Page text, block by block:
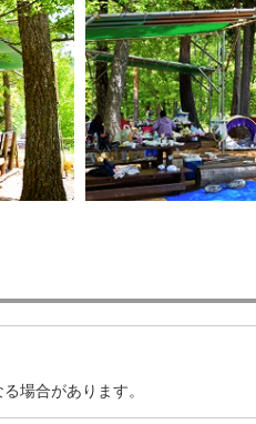
場合があります。